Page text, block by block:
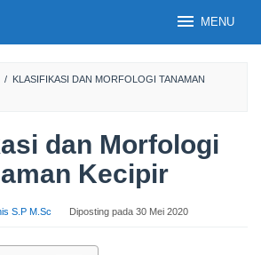
MENU
/ KLASIFIKASI DAN MORFOLOGI TANAMAN
dan Morfologi
Kecipir
S.P M.Sc Diposting pada 30 Mei 2020